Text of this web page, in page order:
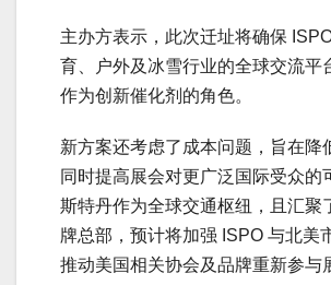
主办方表示，此次迁址将确保
育、户外及冰雪行业的全球交流平
作为创新催化剂的角色。
新方案还考虑了成本问题，旨在降
同时提高展会对更广泛国际受众的
斯特丹作为全球交通枢纽，且汇聚
牌总部，预计将加强 ISPO 与北美
推动美国相关协会及品牌重新参与